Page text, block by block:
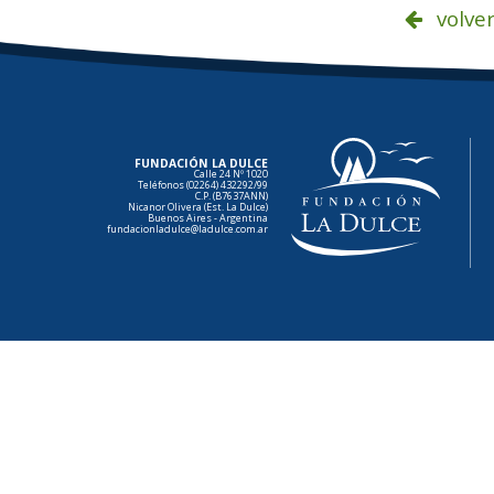
volver
FUNDACIÓN LA DULCE
Calle 24 Nº 1020
Teléfonos (02264) 432292/99
C.P. (B7637ANN)
Nicanor Olivera (Est. La Dulce)
Buenos Aires - Argentina
fundacionladulce@ladulce.com.ar